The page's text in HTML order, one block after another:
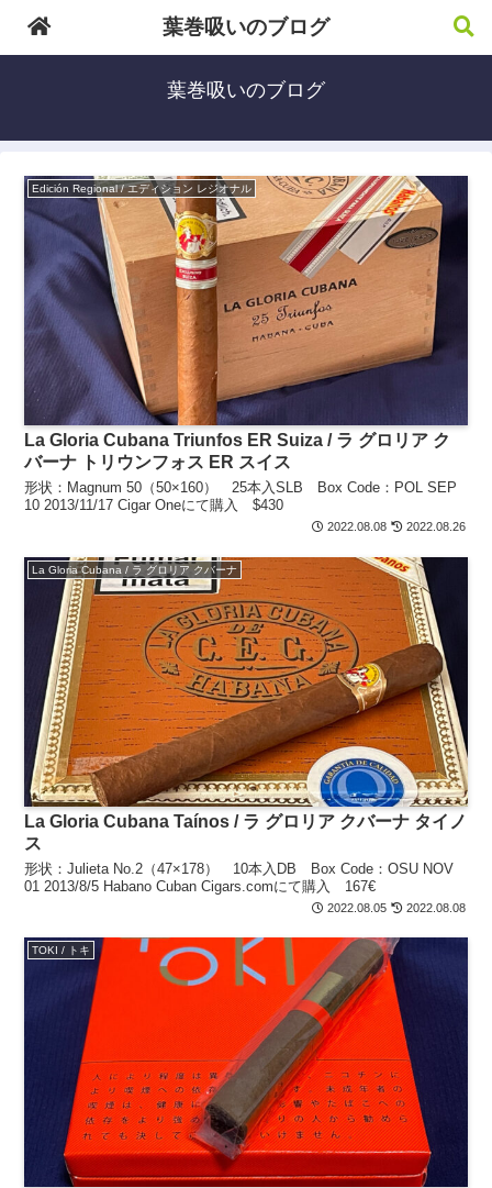
葉巻吸いのブログ
Edición Regional / エディション レジオナル
La Gloria Cubana Triunfos ER Suiza / ラ グロリア ク
バーナ トリウンフォス ER スイス
形状：Magnum 50（50×160） 25本入SLB Box Code：POL SEP
10 2013/11/17 Cigar Oneにて購入 $430
2022.08.08 2022.08.26
La Gloria Cubana / ラ グロリア クバーナ
La Gloria Cubana Taínos / ラ グロリア クバーナ タイノ
ス
形状：Julieta No.2（47×178） 10本入DB Box Code：OSU NOV
01 2013/8/5 Habano Cuban Cigars.comにて購入 167€
2022.08.05 2022.08.08
TOKI / トキ
葉巻吸いのブログ